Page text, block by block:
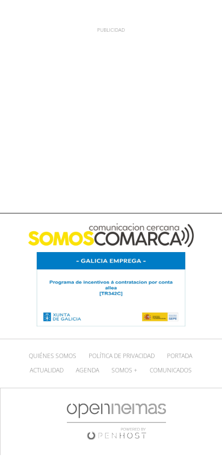
QUIÉNES SOMOS POLÍTICA DE PRIVACIDAD
PORTADA
ACTUALIDAD
AGENDA SOMOS + COMUNICADOS